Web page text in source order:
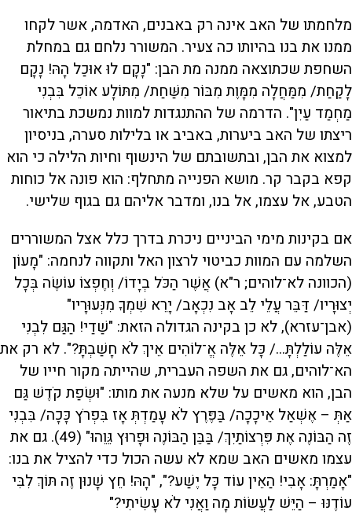
מלחמתו של האב אינה רק באבנים, האדמה, אשר לקחו
ממנו את בנו בהיותו כה צעיר. המשורר נלחם גם במחלת
השחפת שכתוצאה ממנה מת הבן: "נָקָם לוּ אוּכַל הָהּ! נָקָם
לָקַחַת/ מִמַּחֲלָה מִמָּוֶת מִבּוֹר מִשַּׁחַת/ מִתּוֹלָע אוֹכֵל בִּבְנִי
מַחְמַד עַיִן". הדרמה של ההתנגדות למוות נמשכת בתיאור
ריצתו של האב ביערות, באביב או בלילות סערה, בניסיון
למצוא את הבן, ובתשובתם של הינשוף וחיות הלילה כי הוא
קפא בקבר קר. מושא הפנייה מתחלף: הוא פונה אל כוחות
הטבע, אל עצמו, אל בנו, ומדבר אליהם גם בגוף שלישי.
אם בקינות מימי הביניים ניכרת בדרך כלל אצל המשוררים
השלמה עם המוות כביטוי לרצון האל ותקווה לנחמה: "מָעוֹן
(הכוונה לא־לוהים; ר"א) אֲשֶׁר הַכֹּל בְיָדוֹ/ וְחֶפְצוֹ עוֹשֶׂה בְּכָל
יְצוּרָיו/ דַּבֵּר עֲלֵי לֵב אָב נִכְאָב/ יָרֵא שִׁמְךָ מִנְּעוּרָיו"
(אבן־עזרא), לא כן בקינה הגדולה הזאת: "שַׁדַי! הַגַּם לִבְנִי
אֵלֶּה עוֹלַלְתָּ.../ כָּל אֵלֶּה אֱ־לוֹהִים אֵיךְ לֹא חָשַׁבְתָּ?". לא רק את
הא־לוהים, גם את השפה העברית, שהייתה מקור חייו של
הבן, הוא מאשים על שלא מנעה את מותו: "וּשְׂפַת קֹדֶשׁ גַּם
אַתְּ – אֶשְׁאַל אֵיכָכָה/ בַּפֶּרֶץ לֹא עָמַדְתְּ אָז בִּפְרֹץ כָּכָה/ בִּבְנִי
זֶה הַבּוֹנֶה אֶת פִּרְצוֹתַיִךְ/ בַּבֵּן הַבּוֹנֶה וּפָרוּץ גֵּוֵהוּ" (49). גם את
עצמו מאשים האב שמא לא עשה הכול כדי להציל את בנו:
"אָמַרְתָּ: אָבִי! הַאֵין עוֹד כָּל יֶשַׁע?", "הָהּ! חֵץ שָׁנוּן זֶה תּוֹךְ לִבִּי
עוֹדֶנּוּ – הַיֵּשׁ לַעֲשׂוֹת מָה וַאֲנִי לֹא עָשִׂיתִי?"